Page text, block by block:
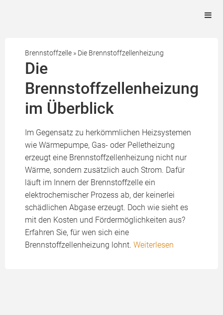
Brennstoffzelle » Die Brennstoffzellenheizung
Die
Brennstoffzellenheizung
im Überblick
Im Gegensatz zu herkömmlichen Heizsystemen
wie Wärmepumpe, Gas- oder Pelletheizung
erzeugt eine Brennstoffzellenheizung nicht nur
Wärme, sondern zusätzlich auch Strom. Dafür
läuft im Innern der Brennstoffzelle ein
elektrochemischer Prozess ab, der keinerlei
schädlichen Abgase erzeugt. Doch wie sieht es
mit den Kosten und Fördermöglichkeiten aus?
Erfahren Sie, für wen sich eine
Brennstoffzellenheizung lohnt. Weiterlesen